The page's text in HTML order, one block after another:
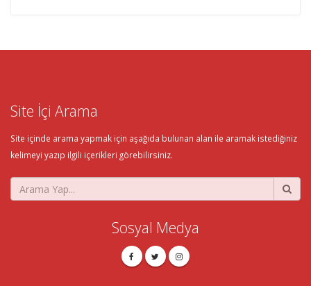
Site İçi Arama
Site içinde arama yapmak için aşağıda bulunan alan ile aramak istediğiniz
kelimeyi yazıp ilgili içerikleri görebilirsiniz.
Sosyal Medya